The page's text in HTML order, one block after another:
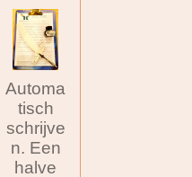
Automa
tisch
schrijve
n. Een
halve